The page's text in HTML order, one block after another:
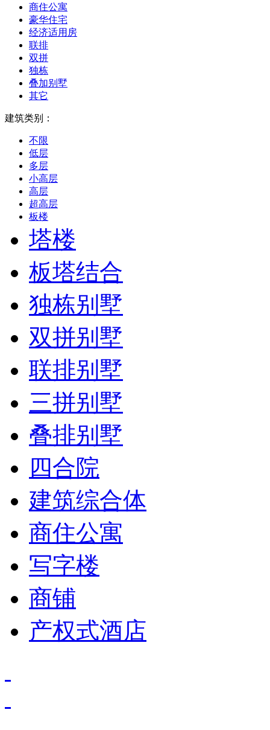
商住公寓
豪华住宅
经济适用房
联排
双拼
独栋
叠加别墅
其它
建筑类别：
不限
低层
多层
小高层
高层
超高层
板楼
塔楼
板塔结合
独栋别墅
双拼别墅
联排别墅
三拼别墅
叠排别墅
四合院
建筑综合体
商住公寓
写字楼
商铺
产权式酒店